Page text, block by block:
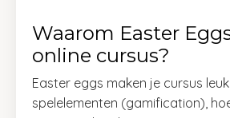
Waarom Easter
online cursus?
Easter eggs maken je cursus
spelelementen (gamification),